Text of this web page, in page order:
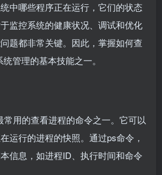
中哪些程序正在运行，它们的状态
监控系统的健康状况、调试和优化
题都非常关键。因此，掌握如何查
管理的基本技能之一。
用的查看进程的命令之一。它可以
运行的进程的快照。通过ps命令，
信息，如进程ID、执行时间和命令